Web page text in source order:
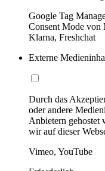
Google Tag
Consent Mode von
Klarna, Freshchat
Externe
Durch das
oder andere
Anbietern gehostet
wir auf dieser
Vimeo, YouTube